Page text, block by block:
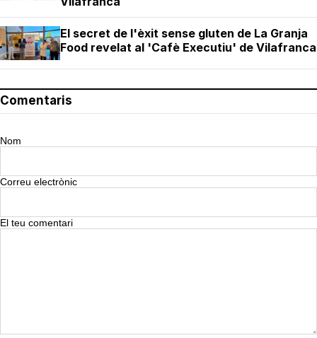
El secret de l'èxit sense gluten de La Granja
Food revelat al 'Cafè Executiu' de Vilafranca
Comentaris
Nom
Correu electrònic
El teu comentari